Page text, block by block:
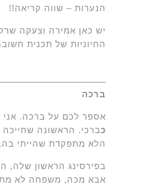
הנערות – שווה קריאה!!
יש כאן אמירה וצעקה
החיוניות של תכנית
ברכה
אספר לכם על ברכה. אני
כברכי. הראשונה שחייכה
הלא מתפקדת שהייתי בה.
בפירסינג הראשון שלה,
אבא מכה, משפחה לא